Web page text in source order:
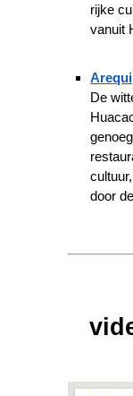
rijke
vanuit
De
door